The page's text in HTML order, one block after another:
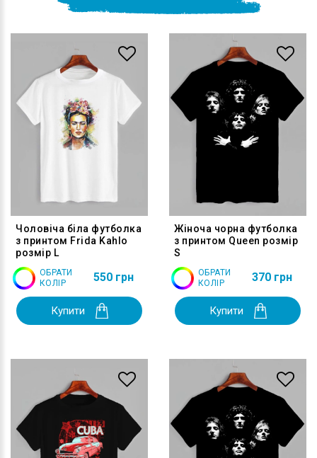
Чоловіча біла футболка
з принтом Frida Kahlo
розмір L
ОБРАТИ
КОЛІР
550 грн
Купити
Жіноча чорна футболка
з принтом Queen розмір
S
ОБРАТИ
КОЛІР
370 грн
Купити